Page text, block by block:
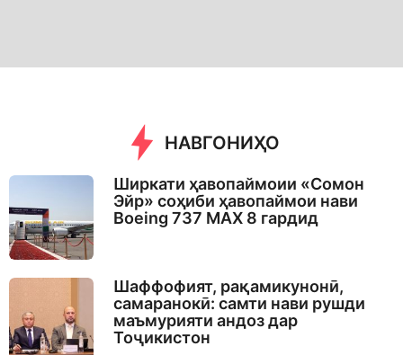
НАВГОНИҲО
Ширкати ҳавопаймоии «Сомон
Эйр» соҳиби ҳавопаймои нави
Boeing 737 MAX 8 гардид
Шаффофият, рақамикунонӣ,
самаранокӣ: самти нави рушди
маъмурияти андоз дар
Тоҷикистон